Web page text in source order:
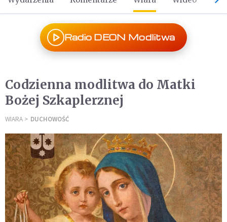
Radio DEON Modlitwa
Codzienna modlitwa do Matki
Bożej Szkaplerznej
WIARA DUCHOWOŚĆ